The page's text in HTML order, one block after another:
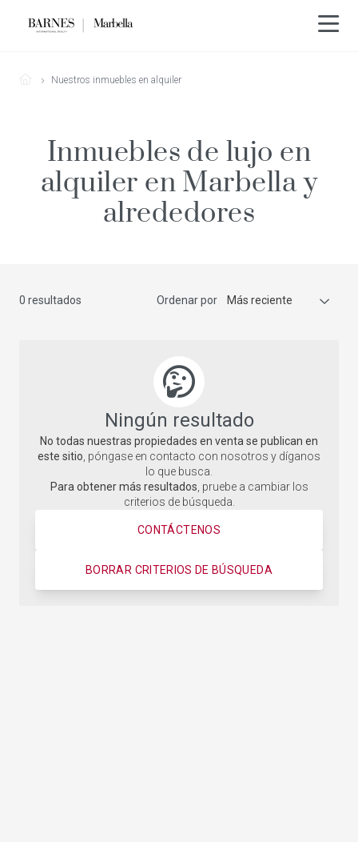
Nuestros inmuebles en alquiler
Inmuebles de lujo en
alquiler en Marbella y
alrededores
0 resultados Ordenar por Más reciente
Ningún resultado
No todas nuestras propiedades en venta se publican en
este sitio , póngase en contacto con nosotros y díganos
lo que busca.
Para obtener más resultados , pruebe a cambiar los
criterios de búsqueda.
CONTÁCTENOS
BORRAR CRITERIOS DE BÚSQUEDA